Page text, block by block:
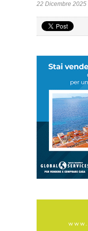
22 Dicembre 2025